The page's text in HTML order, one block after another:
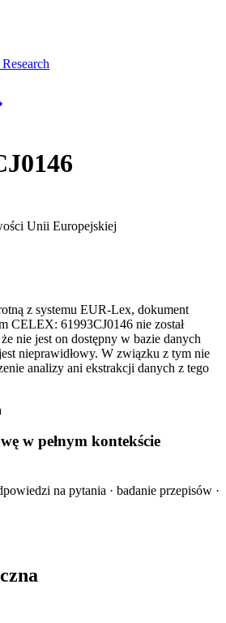
Unii Europejskiej
z systemu EUR-Lex, dokument
CELEX: 61993CJ0146 nie został
nie jest on dostępny w bazie danych
nieprawidłowy. W związku z tym nie
analizy ani ekstrakcji danych z tego
w pełnym kontekście
na pytania · badanie przepisów ·